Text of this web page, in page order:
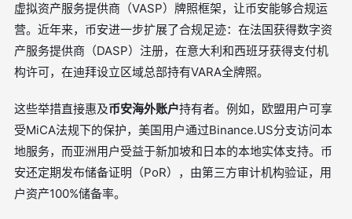
虚拟资产服务提供商（VASP）牌照框架，让币安能够合规运
营。近年来，币安进一步扩展了合规足迹：在法国获得数字资
产服务提供商（DASP）注册，在意大利和西班牙获得支付机
构许可，在迪拜设立区域总部持有VARA全牌照。
这些举措直接惠及币安海外账户持有者。例如，欧盟用户可享
受MiCA法规下的保护，美国用户通过Binance.US分支访问本
地服务，而亚洲用户受益于新加坡和日本的本地实体支持。币
安还定期发布储备证明（PoR），由第三方审计机构验证，用
户资产100%储备率。